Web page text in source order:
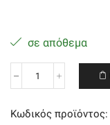
σε απόθεμα
Κρεμαστό
μαύρο
Κωδικός προϊόντος: